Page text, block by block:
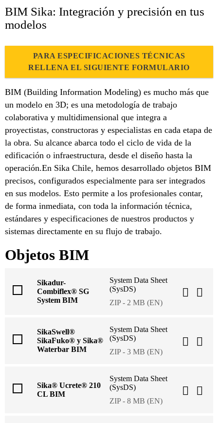
BIM Sika: Integración y precisión en tus
modelos
PARA ESPECIFICACIONES TÉCNICAS
RELLENA EL SIGUIENTE FORMULARIO
BIM (Building Information Modeling) es mucho más que
un modelo en 3D; es una metodología de trabajo
colaborativa y multidimensional que integra a
proyectistas, constructoras y especialistas en cada etapa de
la obra. Su alcance abarca todo el ciclo de vida de la
edificación o infraestructura, desde el diseño hasta la
operación.En Sika Chile, hemos desarrollado objetos BIM
precisos, configurados especialmente para ser integrados
en sus modelos. Esto permite a los profesionales contar,
de forma inmediata, con toda la información técnica,
estándares y especificaciones de nuestros productos y
sistemas directamente en su flujo de trabajo.
Objetos BIM
Sikadur-
Combiflex® SG
System BIM
System Data Sheet
(SysDS)
ZIP - 2 MB (EN)
SikaSwell®
SikaFuko® y Sika®
Waterbar BIM
System Data Sheet
(SysDS)
ZIP - 3 MB (EN)
Sika® Ucrete® 210
CL BIM
System Data Sheet
(SysDS)
ZIP - 8 MB (EN)